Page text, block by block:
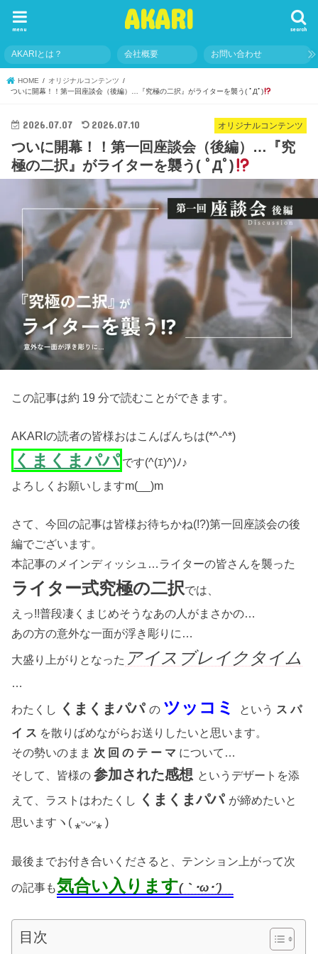
AKARI search
menu
AKARIとは？ 会社概要 お問い合わせ
HOME
オリジナルコンテンツ
ついに開幕！！第一回座談会（後編）…『究極の二択』がライターを襲う( ﾟДﾟ)
オリジナルコンテンツ
2026.07.07 2026.07.10
ついに開幕！！第一回座談会（後編）…『究
極の二択』がライターを襲う( ﾟДﾟ)
この記事は約 19 分で読むことができます。
AKARIの読者の皆様おはこんばんちは(*^-^*)
くまくまパパです(^(ｴ)^)ﾉ♪
よろしくお願いしますm(__)m
さて、今回の記事は皆様お待ちかね(!?)第一回座談会の後
編でございます。
本記事のメインディッシュ…ライターの皆さんを襲った
ライター式究極の二択では、
えっ!!普段凄くまじめそうなあの人がまさかの…
あの方の意外な一面が浮き彫りに…
大盛り上がりとなった アイスブレイクタイム
…
わたくし くまくまパパの ツッコミ という ス パ
イ ス を散りばめながらお送りしたいと思います。
その勢いのまま 次 回 の テ ー マ について…
そして、皆様の参加された感想 というデザートを添
えて、ラストはわたくし
くまくまパパ が締めたいと
思いますヽ( ⁎ᵕᴗᵕ⁎ )ゞ
最後までお付き合いくださると、テンション上がって次
の記事も気合い入ります(｀･ω･´)ゞ
目次